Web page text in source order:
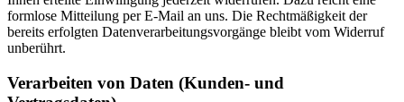
formlose Mitteilung per E-Mail an uns. Die Rechtmäßigkeit der
bereits erfolgten Datenverarbeitungsvorgänge bleibt vom Widerruf
unberührt.
Verarbeiten von Daten (Kunden- und